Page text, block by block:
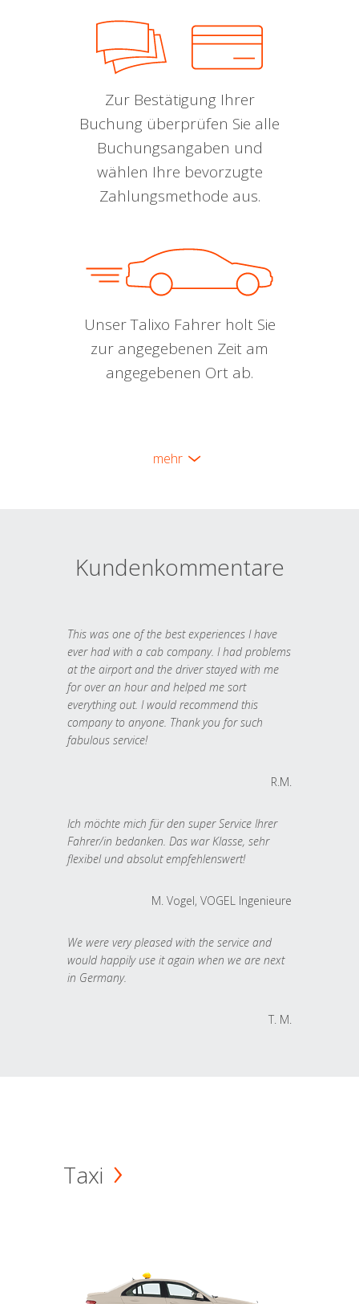
Zur Bestätigung Ihrer
Buchung überprüfen Sie alle
Buchungsangaben und
wählen Ihre bevorzugte
Zahlungsmethode aus.
Unser Talixo Fahrer holt Sie
zur angegebenen Zeit am
angegebenen Ort ab.
mehr
Kundenkommentare
This was one of the best experiences I have
ever had with a cab company. I had problems
at the airport and the driver stayed with me
for over an hour and helped me sort
everything out. I would recommend this
company to anyone. Thank you for such
fabulous service!
R.M.
Ich möchte mich für den super Service Ihrer
Fahrer/in bedanken. Das war Klasse, sehr
flexibel und absolut empfehlenswert!
M. Vogel, VOGEL Ingenieure
We were very pleased with the service and
would happily use it again when we are next
in Germany.
T. M.
Taxi